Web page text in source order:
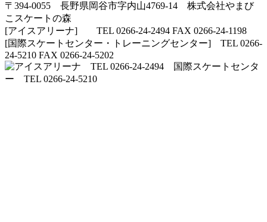
〒394-0055 長野県岡谷市字内山4769-14 株式会社やまび
こスケートの森
[アイスアリーナ] TEL 0266-24-2494 FAX 0266-24-1198
[国際スケートセンター・トレーニングセンター] TEL 0266-
24-5210 FAX 0266-24-5202